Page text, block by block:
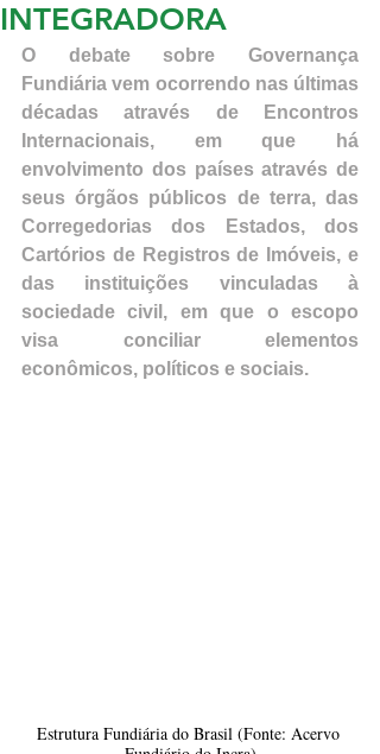
INTEGRADORA
O debate sobre Governança
Fundiária vem ocorrendo nas últimas
décadas através de Encontros
Internacionais, em que há
envolvimento dos países através de
seus órgãos públicos de terra, das
Corregedorias dos Estados, dos
Cartórios de Registros de Imóveis, e
das instituições vinculadas à
sociedade civil, em que o escopo
visa conciliar elementos
econômicos, políticos e sociais.
Estrutura Fundiária do Brasil (Fonte: Acervo